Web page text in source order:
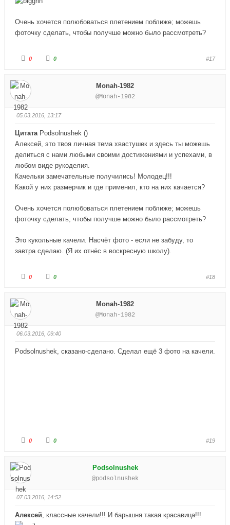
Очень хочется полюбоваться плетением поближе; можешь
фоточку сделать, чтобы получше можно было рассмотреть?
с
у
т
е
-
п
а
е
ц
в
н
и
з
.
0
п
а
е
ц
в
в
х
0 #17
Monah-1982
@Monah-1982
05.03.2016, 13:17
Цитата Podsolnushek ()
Алексей, это твоя личная тема хвастушек и здесь ты можешь
делиться с нами любыми своими достижениями и успехами, в
любом виде рукоделия.
Качельки замечательные получились! Молодец!!!
Какой у них размерчик и где применил, кто на них качается?
Очень хочется полюбоваться плетением поближе; можешь
фоточку сделать, чтобы получше можно было рассмотреть?
Это кукольные качели. Насчёт фото - если не забуду, то
завтра сделаю. (Я их отнёс в воскресную школу).
с
у
т
е
-
п
а
е
ц
0
п
а
е
ц
0 #18
Monah-1982
@Monah-1982
06.03.2016, 09:40
Podsolnushek, сказано-сделано. Сделал ещё 3 фото на качели.
с
у
т
е
-
п
а
е
ц
0
п
а
е
ц
0 #19
Podsolnushek
@podsolnushek
07.03.2016, 14:52
Алексей , классные качели!!! И барышня такая красавица!!!